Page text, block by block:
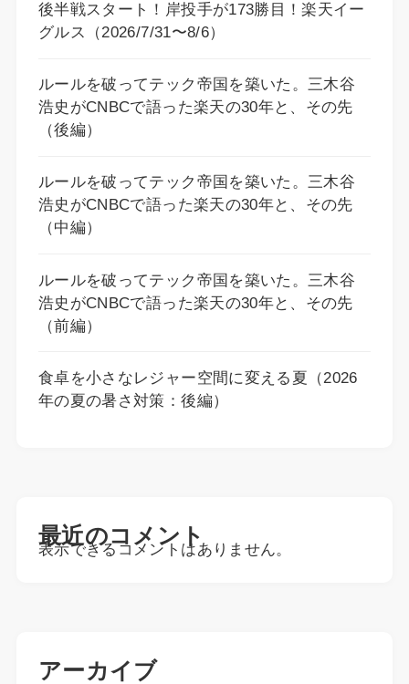
後半戦スタート！岸投手が173勝目！楽天イー
グルス（2026/7/31〜8/6）
ルールを破ってテック帝国を築いた。三木谷
浩史がCNBCで語った楽天の30年と、その先
（後編）
ルールを破ってテック帝国を築いた。三木谷
浩史がCNBCで語った楽天の30年と、その先
（中編）
ルールを破ってテック帝国を築いた。三木谷
浩史がCNBCで語った楽天の30年と、その先
（前編）
食卓を小さなレジャー空間に変える夏（2026
年の夏の暑さ対策：後編）
最近のコメント
表示できるコメントはありません。
アーカイブ